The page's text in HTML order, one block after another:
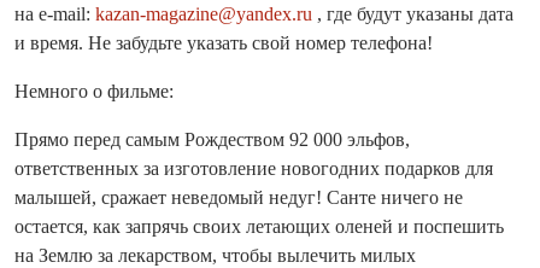
на e-mail: kazan-magazine@yandex.ru , где будут указаны дата
и время. Не забудьте указать свой номер телефона!
Немного о фильме:
Прямо перед самым Рождеством 92 000 эльфов,
ответственных за изготовление новогодних подарков для
малышей, сражает неведомый недуг! Санте ничего не
остается, как запрячь своих летающих оленей и поспешить
на Землю за лекарством, чтобы вылечить милых